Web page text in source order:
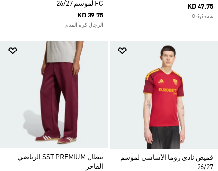
KD 47.75
Originals
FC لموسم 26/27
KD 39.75
الرجال كرة القدم
قميص نادي روما الأساسي لموسم
26/27
بنطال SST PREMIUM الرياضي
الفاخر